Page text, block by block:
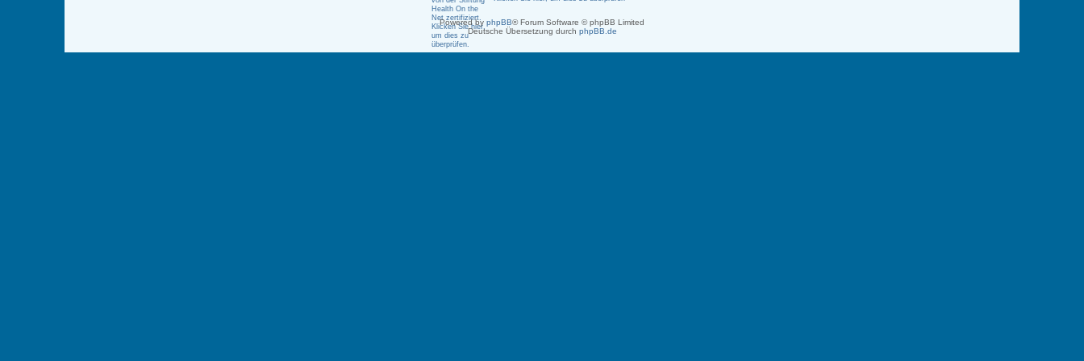
Powered by phpBB® Forum Software © phpBB Limited
Deutsche Übersetzung durch phpBB.de